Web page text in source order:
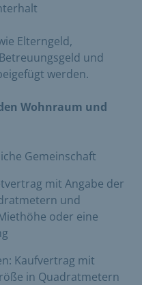
Elterngeld,
und
werden.
Wohnraum und
Gemeinschaft
mit Angabe der
und
oder eine
Kaufvertrag mit
in Quadratmetern